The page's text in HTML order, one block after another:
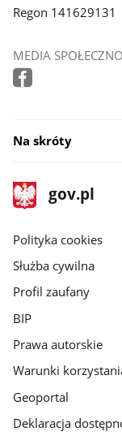
Regon 141629131
MEDIA
Na skróty
stopka
gov.pl
Strona
gov.pl
gov.pl
Polityka cookies
Służba cywilna
Profil zaufany
BIP
Prawa autorskie
Warunki
Geoportal
Deklaracja